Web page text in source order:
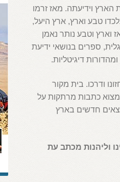
וידיעתה. מאז זרמו
טבע וארץ, ארץ היעל,
עברו מאז וארץ וטבע נותר נאמן
ספרים בנושאי ידיעת
דיגיטליות.
ודרכו. בית מקור
כתבות מרתקות על
חדשים בארץ
וליהנות מכתב עת